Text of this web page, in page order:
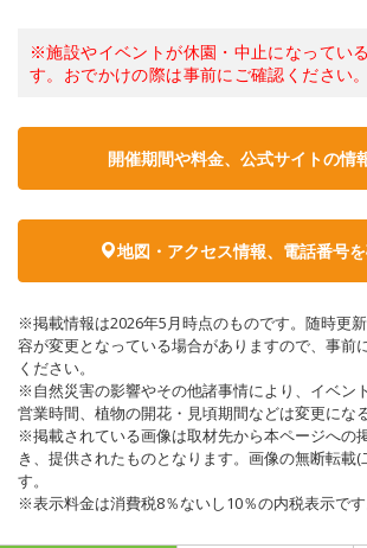
※施設やイベントが休園・中止になってい
す。おでかけの際は事前にご確認ください。
開催期間や料金、公式サイトの情
地図・アクセス情報、電話番号
※掲載情報は2026年5月時点のものです。随時更
容が変更となっている場合がありますので、事前
ください。
※自然災害の影響やその他諸事情により、イベン
営業時間、植物の開花・見頃期間などは変更にな
※掲載されている画像は取材先から本ページへの
き、提供されたものとなります。画像の無断転載(
す。
※表示料金は消費税8％ないし10％の内税表示です